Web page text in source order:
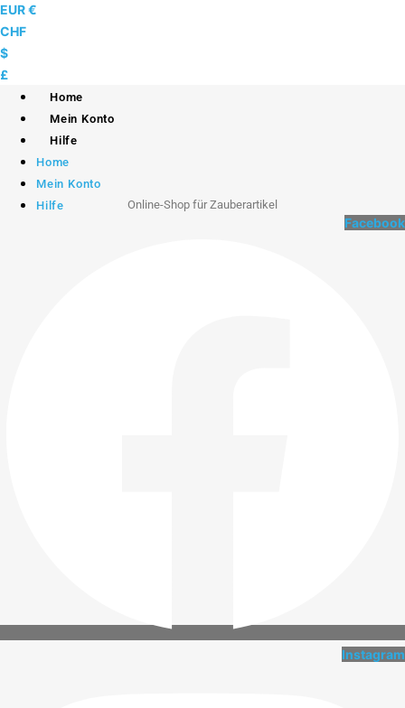
Skip
to
content
EUR €
CHF
$
£
Home
Mein Konto
Hilfe
Home
Mein Konto
Hilfe
Online-Shop für Zauberartikel
Facebook
Instagram